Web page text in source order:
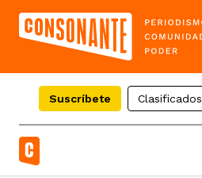
Suscríbete Clasificados
país